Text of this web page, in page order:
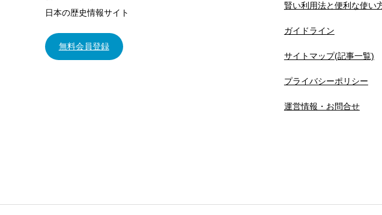
日本の歴史情報サイト
無料会員登録
賢い利用法と便利な使い
ガイドライン
サイトマップ(記事一覧)
プライバシーポリシー
運営情報・お問合せ